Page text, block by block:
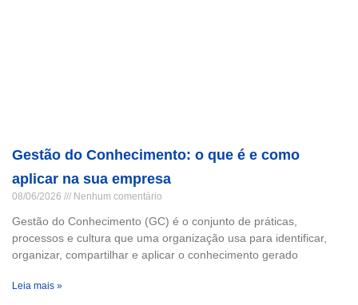
Gestão do Conhecimento: o que é e como
aplicar na sua empresa
08/06/2026 Nenhum comentário
Gestão do Conhecimento (GC) é o conjunto de práticas,
processos e cultura que uma organização usa para identificar,
organizar, compartilhar e aplicar o conhecimento gerado
Leia mais »